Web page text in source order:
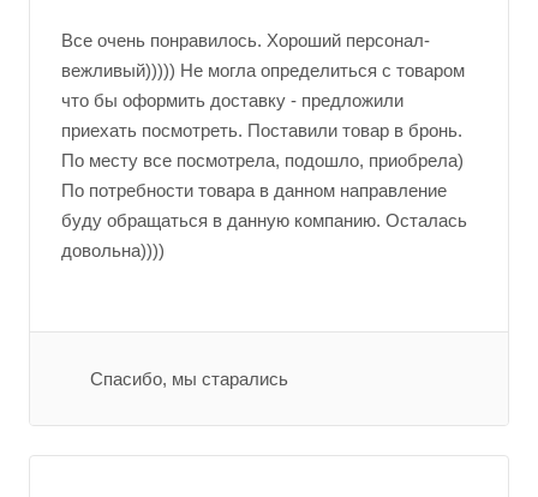
Все очень понравилось. Хороший персонал-
вежливый))))) Не могла определиться с товаром
что бы оформить доставку - предложили
приехать посмотреть. Поставили товар в бронь.
По месту все посмотрела, подошло, приобрела)
По потребности товара в данном направление
буду обращаться в данную компанию. Осталась
довольна))))
Спасибо, мы старались